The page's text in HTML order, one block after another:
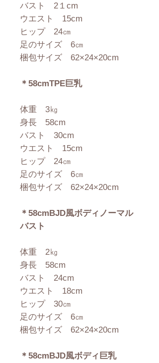
バスト 2１cm
ウエスト 15cm
ヒップ 24㎝
足のサイズ 6㎝
梱包サイズ 62×24×20cm
＊58cmTPE巨乳
体重 3㎏
身長 58cm
バスト 30cm
ウエスト 15cm
ヒップ 24㎝
足のサイズ 6㎝
梱包サイズ 62×24×20cm
＊58cmBJD風ボディノーマル
バスト
体重 2㎏
身長 58cm
バスト 24cm
ウエスト 18cm
ヒップ 30㎝
足のサイズ 6㎝
梱包サイズ 62×24×20cm
＊58cmBJD風ボディ巨乳